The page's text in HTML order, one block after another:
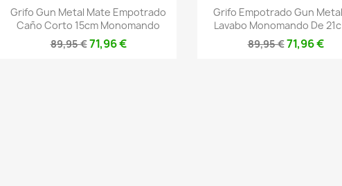
Vista rápida
Grifo Gun Metal Mate Empotrado
Caño Corto 15cm Monomando
89,95 €71,96 €
Vista rápida
Grifo Empotrado Gun
Lavabo Monomando De
89,95 €71,96 €